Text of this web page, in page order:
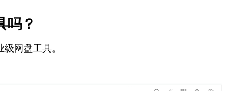
吗？
网盘工具。